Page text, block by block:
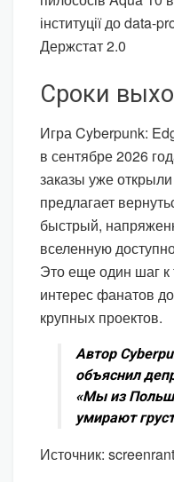
інституції до data-
Держстат 2.0
Сроки
Игра Cyberpunk:
в сентябре 2026
заказы уже
предлагает
быстрый,
вселенную
Это еще один шаг к
интерес фанатов
крупных проектов.
Автор
объяснил
«Мы из
умирают
Источник: screenrant